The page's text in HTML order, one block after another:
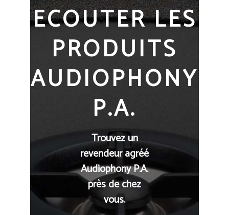
ECOUTER LES
PRODUITS
AUDIOPHONY
P.A.
Trouvez un
revendeur agréé
Audiophony P.A.
près de chez
vous.